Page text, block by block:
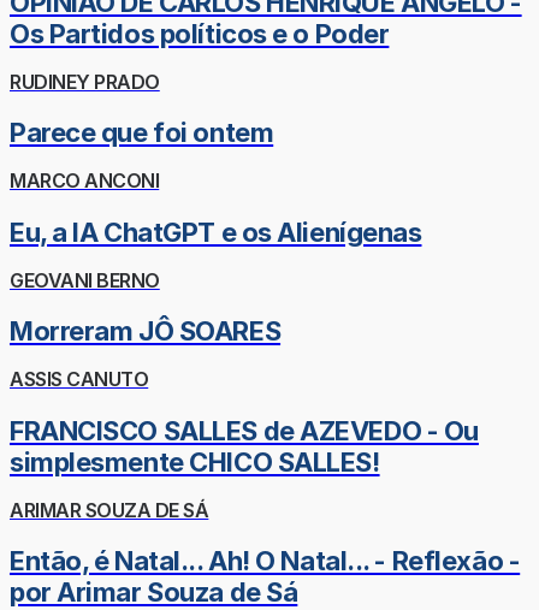
Os Partidos políticos e o Poder
RUDINEY PRADO
Parece que foi ontem
MARCO ANCONI
Eu, a IA ChatGPT e os Alienígenas
GEOVANI BERNO
Morreram JÔ SOARES
ASSIS CANUTO
FRANCISCO SALLES de AZEVEDO - Ou
simplesmente CHICO SALLES!
ARIMAR SOUZA DE SÁ
Então, é Natal... Ah! O Natal... - Reflexão -
por Arimar Souza de Sá